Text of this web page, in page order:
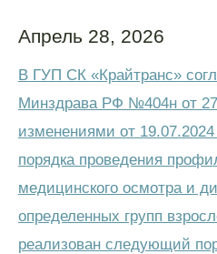
Апрель 28, 2026
В ГУП СК «Крайтранс»
Минздрава РФ №404н от
изменениями от
порядка проведения
медицинского осмотра и
определенных групп
реализован следующий